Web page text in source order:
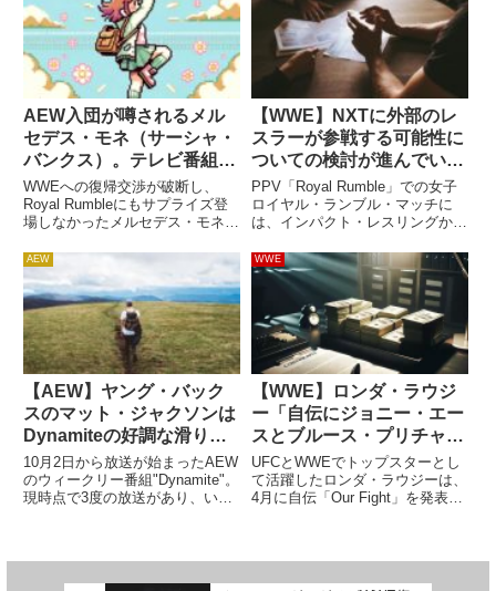
AEW入団が噂されるメル
セデス・モネ（サーシャ・
バンクス）。テレビ番組登
場はいつになるのか
WWEへの復帰交渉が破断し、
Royal Rumbleにもサプライズ登
場しなかったメルセデス・モネ
期にレスラーがWWEへ入団する
のであれば、Royal Rumbleは最
高の舞台です。そこに彼女が登場
しなかったこと...
【WWE】NXTに外部のレ
スラーが参戦する可能性に
ついての検討が進んでいる
と報じられる
PPV「Royal Rumble」での女子
ロイヤル・ランブル・マッチに
は、インパクト・レスリングから
す。他団体のレスラーがPPVに
参戦するのは異例です。AEWの
マット・ハーディーは、この決断
の背景に「ビンス・マ...
AEW
【AEW】ヤング・バック
スのマット・ジャクソンは
Dynamiteの好調な滑り出
しについてどう考えている
のか？
10月2日から放送が始まったAEW
のウィークリー番組"Dynamite"。
現時点で3度の放送があり、いず
組について、...
WWE
【WWE】ロンダ・ラウジ
ー「自伝にジョニー・エー
スとブルース・プリチャー
ドの悪口をもっと書きたか
った。老いぼれに『クソ喰
らえ』と」
UFCとWWEでトップスターとし
て活躍したロンダ・ラウジーは、
4月に自伝「Our Fight」を発表し
べきものは褒め、批判す...